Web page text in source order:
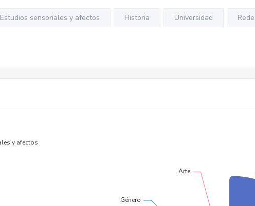
Estudios sensoriales y afectos Historia Universidad